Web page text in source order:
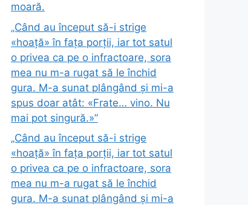
moară.
„Când au început să-i strige
«hoață» în fața porții, iar tot satul
o privea ca pe o infractoare, sora
mea nu m-a rugat să le închid
gura. M-a sunat plângând și mi-a
spus doar atât: «Frate… vino. Nu
mai pot singură.»”
„Când au început să-i strige
«hoață» în fața porții, iar tot satul
o privea ca pe o infractoare, sora
mea nu m-a rugat să le închid
gura. M-a sunat plângând și mi-a